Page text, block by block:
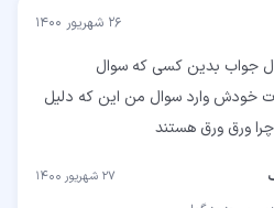
۲۶ شهریور ۱۴۰۰
جواب بدین کسی که سوال
خودش وارد سوال من این که دلیل
چرا ورق ورق هستند
۲۷ شهریور ۱۴۰۰